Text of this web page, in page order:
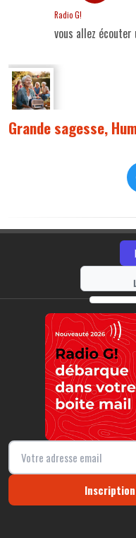
Radio G!
vous allez
Grande sagesse,